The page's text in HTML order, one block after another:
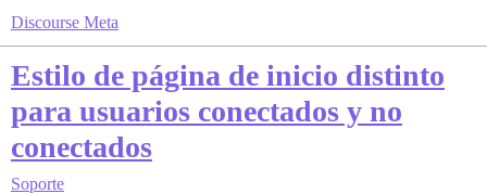
Discourse Meta
Estilo de página de inicio distinto
para usuarios conectados y no
conectados
Soporte